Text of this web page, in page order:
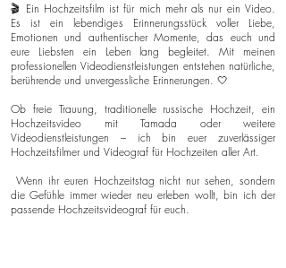
🎬 Ein Hochzeitsfilm ist für mich mehr als nur ein Video.
Es ist ein lebendiges Erinnerungsstück voller Liebe,
Emotionen und authentischer Momente, das euch und
eure Liebsten ein Leben lang begleitet. Mit meinen
professionellen Videodienstleistungen entstehen natürliche,
berührende und unvergessliche Erinnerungen. 🤍
Ob freie Trauung, traditionelle russische Hochzeit, ein
Hochzeitsvideo mit Tamada oder weitere
Videodienstleistungen – ich bin euer zuverlässiger
Hochzeitsfilmer und Videograf für Hochzeiten aller Art.
Wenn ihr euren Hochzeitstag nicht nur sehen, sondern
die Gefühle immer wieder neu erleben wollt, bin ich der
passende Hochzeitsvideograf für euch.